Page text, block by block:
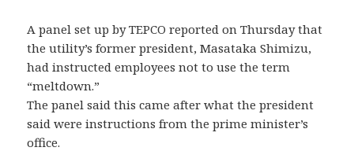
A panel set up by TEPCO reported on Thursday that
the utility’s former president, Masataka Shimizu,
had instructed employees not to use the term
“meltdown.”
The panel said this came after what the president
said were instructions from the prime minister’s
office.